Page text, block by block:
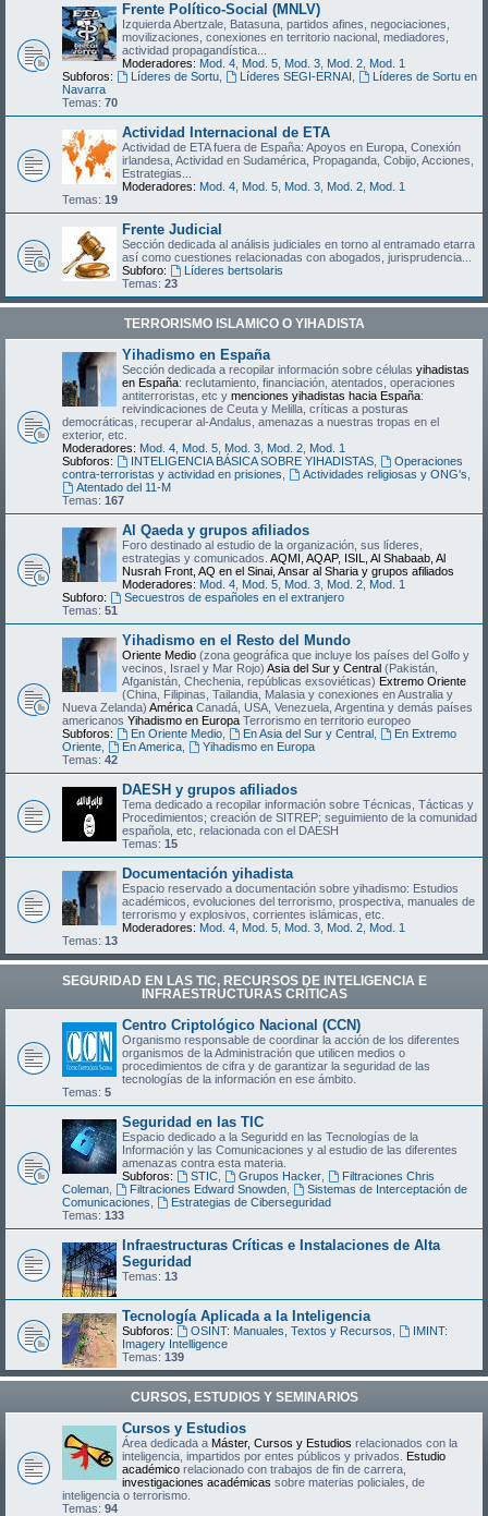
Frente Político-Social (MNLV)
Izquierda Abertzale, Batasuna, partidos afines, negociaciones,
movilizaciones, conexiones en territorio nacional, mediadores,
actividad propagandística...
Moderadores: Mod. 4 Mod. 5 Mod. 3 Mod. 2 Mod. 1
Subforos:
Líderes de Sortu, Líderes SEGI-ERNAI
Líderes de Sortu en
Navarra
Temas: 70
Actividad Internacional de ETA
Actividad de ETA fuera de España: Apoyos en Europa, Conexión
irlandesa, Actividad en Sudamérica, Propaganda, Cobijo, Acciones,
Estrategias...
Moderadores: Mod. 4 Mod. 5 Mod. 3 Mod. 2 Mod. 1
Temas: 19
Frente Judicial
Sección dedicada al análisis judiciales en torno al entramado etarra
así como cuestiones relacionadas con abogados, jurisprudencia...
Subforo:
Líderes bertsolaris
Temas: 23
TERRORISMO ISLAMICO O YIHADISTA
Yihadismo en España
Sección dedicada a recopilar información sobre células yihadistas
en España: reclutamiento, financiación, atentados, operaciones
antiterroristas, etc y menciones yihadistas hacia España:
reivindicaciones de Ceuta y Melilla, críticas a posturas
democráticas, recuperar al-Andalus, amenazas a nuestras tropas en el
exterior, etc.
Moderadores: Mod. 4 Mod. 5 Mod. 3 Mod. 2 Mod. 1
Subforos:
INTELIGENCIA BÁSICA SOBRE YIHADISTAS,
Operaciones
contra-terroristas y actividad en prisiones
Actividades religiosas y ONG's
Atentado del 11-M
Temas: 167
Al Qaeda y grupos afiliados
Foro destinado al estudio de la organización, sus líderes,
estrategias y comunicados. AQMI, AQAP, ISIL, Al Shabaab, Al
Nusrah Front, AQ en el Sinai, Ansar al Sharia y grupos afiliados
Moderadores: Mod. 4 Mod. 5 Mod. 3 Mod. 2 Mod. 1
Subforo:
Secuestros de españoles en el extranjero
Temas: 51
Yihadismo en el Resto del Mundo
Oriente Medio (zona geográfica que incluye los países del Golfo y
vecinos, Israel y Mar Rojo) Asia del Sur y Central (Pakistán,
Afganistán, Chechenia, repúblicas exsoviéticas) Extremo Oriente
(China, Filipinas, Tailandia, Malasia y conexiones en Australia y
Nueva Zelanda) América Canadá, USA, Venezuela, Argentina y demás países
americanos Yihadismo en Europa Terrorismo en territorio europeo
Subforos:
En Oriente Medio, En Asia del Sur y Central,
En Extremo
Oriente
En America,
Yihadismo en Europa
Temas: 42
DAESH y grupos afiliados
Tema dedicado a recopilar información sobre Técnicas, Tácticas y
Procedimientos; creación de SITREP; seguimiento de la comunidad
española, etc, relacionada con el DAESH
Temas: 15
Documentación yihadista
Espacio reservado a documentación sobre yihadismo: Estudios
académicos, evoluciones del terrorismo, prospectiva, manuales de
terrorismo y explosivos, corrientes islámicas, etc.
Moderadores: Mod. 4 Mod. 5 Mod. 3 Mod. 2 Mod. 1
Temas: 13
SEGURIDAD EN LAS TIC, RECURSOS DE INTELIGENCIA E
INFRAESTRUCTURAS CRÍTICAS
Centro Criptológico Nacional (CCN)
Organismo responsable de coordinar la acción de los diferentes
organismos de la Administración que utilicen medios o
procedimientos de cifra y de garantizar la seguridad de las
tecnologías de la información en ese ámbito.
Temas: 5
Seguridad en las TIC
Espacio dedicado a la Seguridd en las Tecnologías de la
Información y las Comunicaciones y al estudio de las diferentes
amenazas contra esta materia.
Subforos:
STIC, Grupos Hacker,
Filtraciones Chris
Coleman
Filtraciones Edward Snowden,
Sistemas de Interceptación de
Comunicaciones
Estrategias de Ciberseguridad
Temas: 133
Infraestructuras Críticas e Instalaciones de Alta
Seguridad
Temas: 13
Tecnología Aplicada a la Inteligencia
Subforos: OSINT: Manuales, Textos y Recursos
IMINT:
Imagery Intelligence
Temas: 139
CURSOS, ESTUDIOS Y SEMINARIOS
Cursos y Estudios
Área dedicada a Máster, Cursos y Estudios relacionados con la
inteligencia, impartidos por entes públicos y privados. Estudio
académico relacionado con trabajos de fin de carrera,
investigaciones académicas sobre materias policiales, de
inteligencia o terrorismo.
Temas: 94